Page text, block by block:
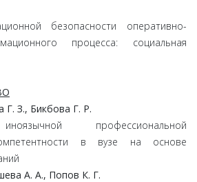
безопасности оперативно-
процесса: социальная
З., Бикбова Г. Р.
профессиональной
в вузе на основе
А. А., Попов К. Г.